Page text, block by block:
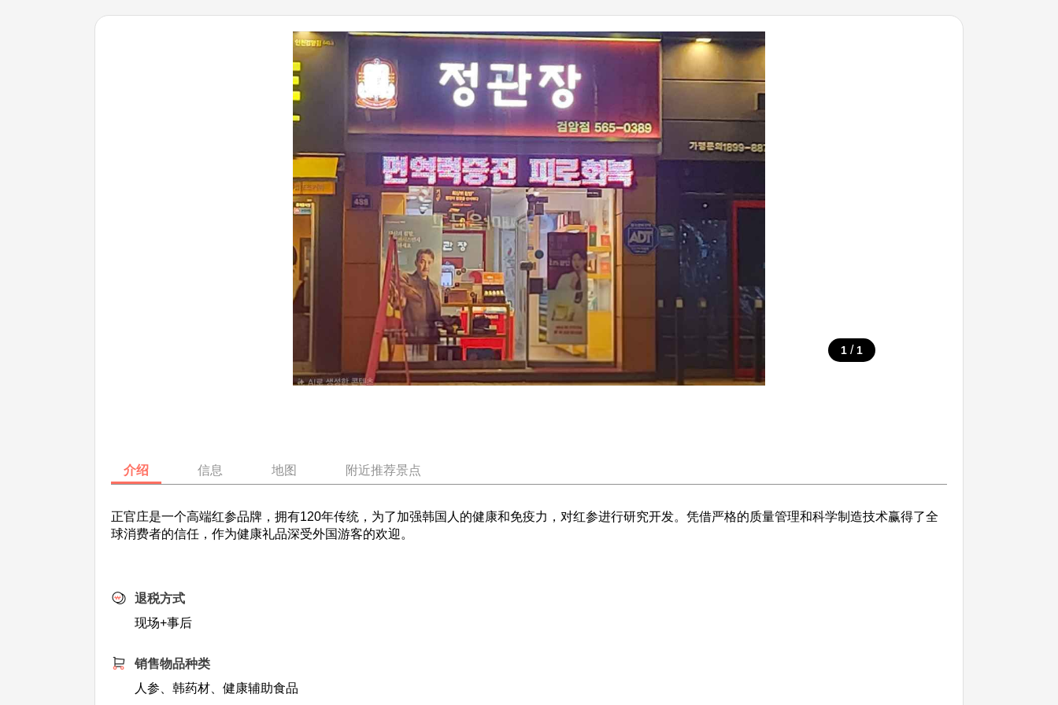
1 / 1
介绍 信息 地图 附近推荐景点
正官庄是一个高端红参品牌，拥有120年传统，为了加强韩国人的健康和免疫力，对红参进行研究开发。凭借严格的质量管理和科学制造技术赢得了全
球消费者的信任，作为健康礼品深受外国游客的欢迎。
退税方式
现场+事后
销售物品种类
人参、韩药材、健康辅助食品